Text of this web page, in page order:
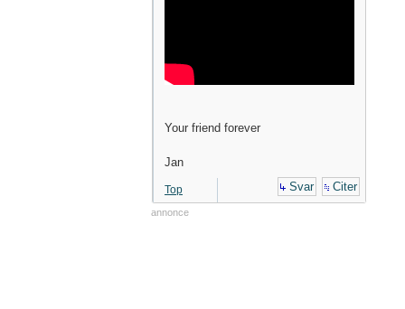
Your friend forever
Jan
Top Svar Citer
annonce